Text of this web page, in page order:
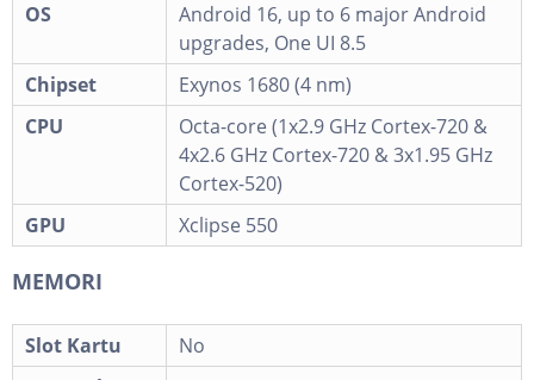
OS
Android 16, up to 6 major Android
upgrades, One UI 8.5
Chipset
Exynos 1680 (4 nm)
CPU
Octa-core (1x2.9 GHz Cortex-720 &
4x2.6 GHz Cortex-720 & 3x1.95 GHz
Cortex-520)
GPU
Xclipse 550
MEMORI
Slot Kartu
No